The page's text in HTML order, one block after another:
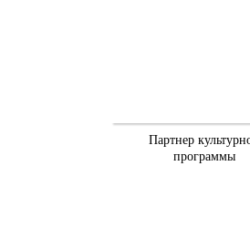
Партнер
программы